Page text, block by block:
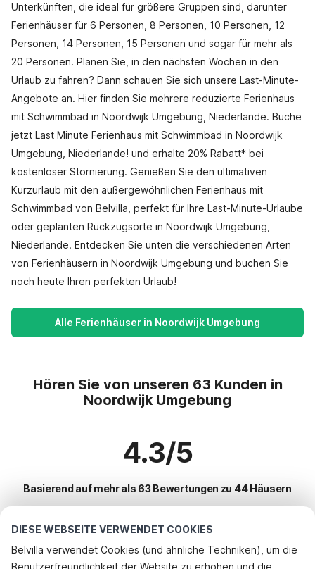
DIESE WEBSEITE VERWENDET COOKIES
Belvilla verwendet Cookies (und ähnliche Techniken), um die
Benutzerfreundlichkeit der Website zu erhöhen und die
Unterkünften, die ideal für größere Gruppen sind, darunter
Ferienhäuser für 6 Personen, 8 Personen, 10 Personen, 12
Personen, 14 Personen, 15 Personen und sogar für mehr als
20 Personen. Planen Sie, in den nächsten Wochen in den
Urlaub zu fahren? Dann schauen Sie sich unsere Last-Minute-
Angebote an. Hier finden Sie mehrere reduzierte Ferienhaus
mit Schwimmbad in Noordwijk Umgebung, Niederlande. Buche
jetzt Last Minute Ferienhaus mit Schwimmbad in Noordwijk
Umgebung, Niederlande! und erhalte 20% Rabatt* bei
kostenloser Stornierung. Genießen Sie den ultimativen
Kurzurlaub mit den außergewöhnlichen Ferienhaus mit
Schwimmbad von Belvilla, perfekt für Ihre Last-Minute-Urlaube
oder geplanten Rückzugsorte in Noordwijk Umgebung,
Niederlande. Entdecken Sie unten die verschiedenen Arten
von Ferienhäusern in Noordwijk Umgebung und buchen Sie
noch heute Ihren perfekten Urlaub!
Alle Ferienhäuser in Noordwijk Umgebung
Hören Sie von unseren 63 Kunden in
Noordwijk Umgebung
4.3/5
Basierend auf mehr als 63 Bewertungen zu 44 Häusern
Beliebteste Reiseziele für Urlaub